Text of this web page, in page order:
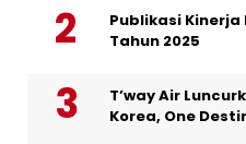
Publikasi Kinerja
Tahun 2025
T’way Air
Korea, One